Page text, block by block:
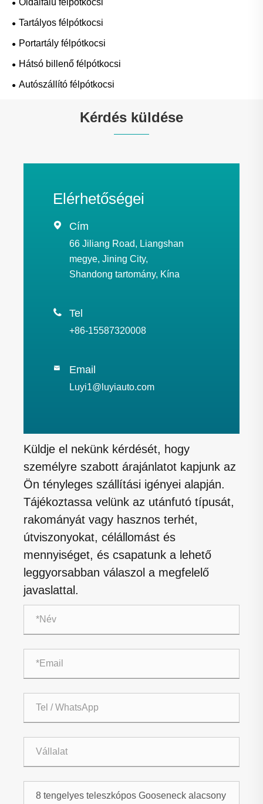
Tartályos félpótkocsi
Portartály félpótkocsi
Hátsó billenő félpótkocsi
Autószállító félpótkocsi
Kérdés küldése
Elérhetőségei
 Cím
66 Jiliang Road, Liangshan
megye, Jining City,
Shandong tartomány, Kína
 Tel
+86-15587320008
 Email
Luyi1@luyiauto.com
Küldje el nekünk kérdését, hogy
személyre szabott árajánlatot kapjunk az
Ön tényleges szállítási igényei alapján.
Tájékoztassa velünk az utánfutó típusát,
rakományát vagy hasznos terhét,
útviszonyokat, célállomást és
mennyiséget, és csapatunk a lehető
leggyorsabban válaszol a megfelelő
javaslattal.